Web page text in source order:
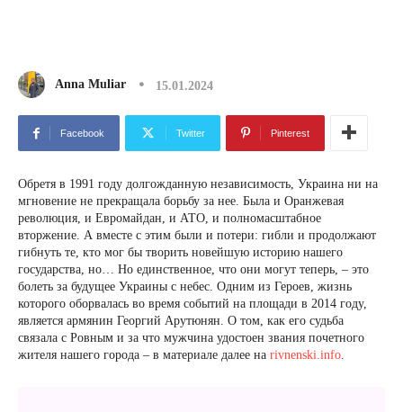
Anna Muliar 15.01.2024
Facebook Twitter Pinterest
Обретя в 1991 году долгожданную независимость, Украина ни на
мгновение не прекращала борьбу за нее. Была и Оранжевая
революция, и Евромайдан, и АТО, и полномасштабное
вторжение. А вместе с этим были и потери: гибли и продолжают
гибнуть те, кто мог бы творить новейшую историю нашего
государства, но… Но единственное, что они могут теперь, – это
болеть за будущее Украины с небес. Одним из Героев, жизнь
которого оборвалась во время событий на площади в 2014 году,
является армянин Георгий Арутюнян. О том, как его судьба
связала с Ровным и за что мужчина удостоен звания почетного
жителя нашего города – в материале далее на rivnenski.info.